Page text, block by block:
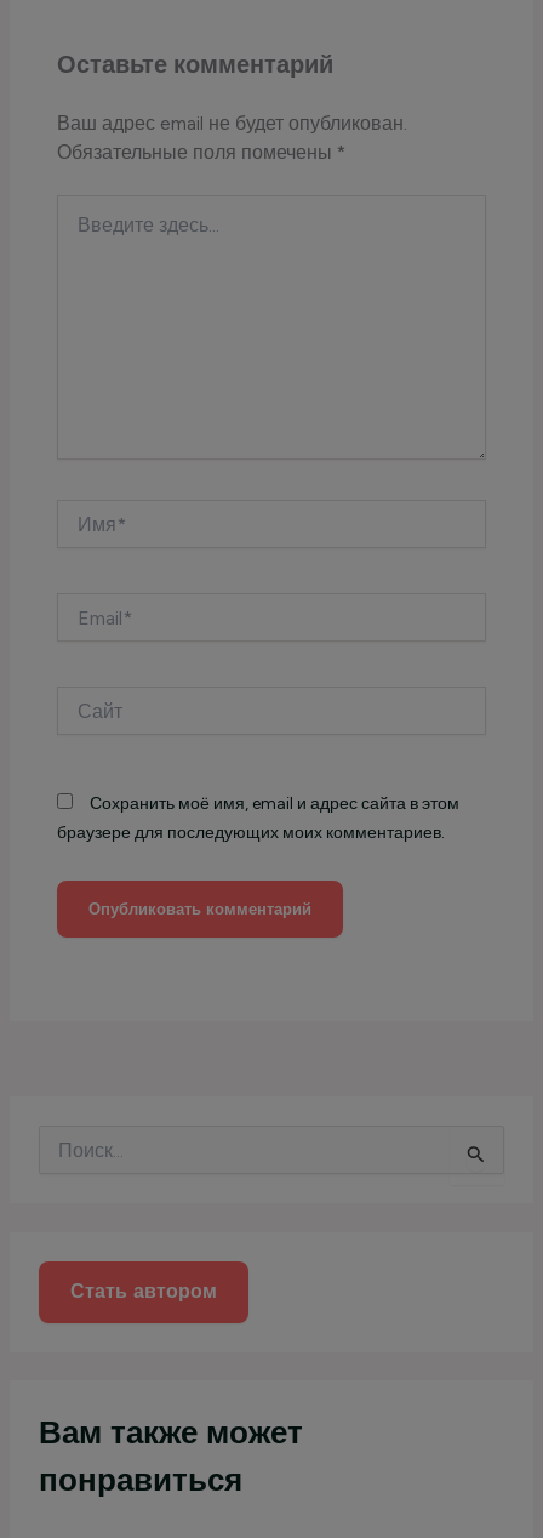
Оставьте комментарий
Ваш адрес email не будет опубликован.
Обязательные поля помечены *
здесь...
Сохранить моё имя, email и адрес сайта в этом
браузере для последующих моих комментариев.
Стать автором
Вам также может
понравиться